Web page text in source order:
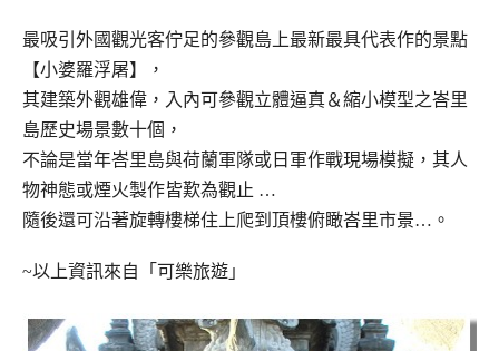
最吸引外國觀光客佇足的參觀島上最新最具代表作的景點
【小婆羅浮屠】，
其建築外觀雄偉，入內可參觀立體逼真＆縮小模型之峇里
島歷史場景數十個，
不論是當年峇里島與荷蘭軍隊或日軍作戰現場模擬，其人
物神態或煙火製作皆歎為觀止 …
隨後還可沿著旋轉樓梯住上爬到頂樓俯瞰峇里市景…。
~以上資訊來自「可樂旅遊」